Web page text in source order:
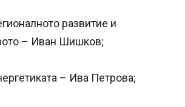
развитие и
– Иван Шишков;
– Ива Петрова;